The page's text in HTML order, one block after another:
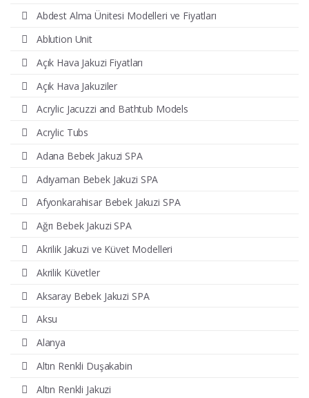
Abdest Alma Ünitesi Modelleri ve Fiyatları
Ablution Unit
Açık Hava Jakuzi Fiyatları
Açık Hava Jakuziler
Acrylic Jacuzzi and Bathtub Models
Acrylic Tubs
Adana Bebek Jakuzi SPA
Adıyaman Bebek Jakuzi SPA
Afyonkarahisar Bebek Jakuzi SPA
Ağrı Bebek Jakuzi SPA
Akrilik Jakuzi ve Küvet Modelleri
Akrilik Küvetler
Aksaray Bebek Jakuzi SPA
Aksu
Alanya
Altın Renkli Duşakabin
Altın Renkli Jakuzi